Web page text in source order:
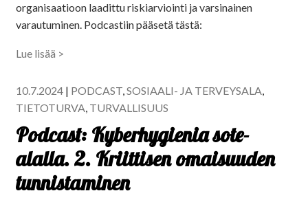
organisaatioon laadittu riskiarviointi ja varsinainen
varautuminen. Podcastiin pääsetä tästä:
Lue lisää >
10.7.2024 | PODCAST,SOSIAALI- JA TERVEYSALA,
TIETOTURVA, TURVALLISUUS
Podcast: Kyberhygienia sote-
alalla. 2. Kriittisen omaisuuden
tunnistaminen